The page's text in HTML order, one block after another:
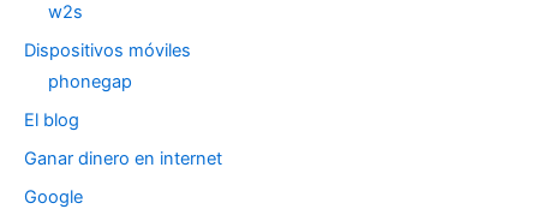
w2s
Dispositivos móviles
phonegap
El blog
Ganar dinero en internet
Google